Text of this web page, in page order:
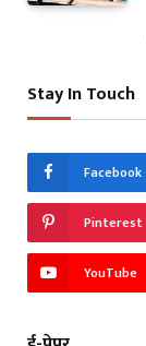
Stay In Touch
Facebook
Pinterest
YouTube